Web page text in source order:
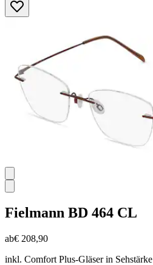
Fielmann BD 464 CL
ab€ 208,90
inkl. Comfort Plus-Gläser in Sehstärke